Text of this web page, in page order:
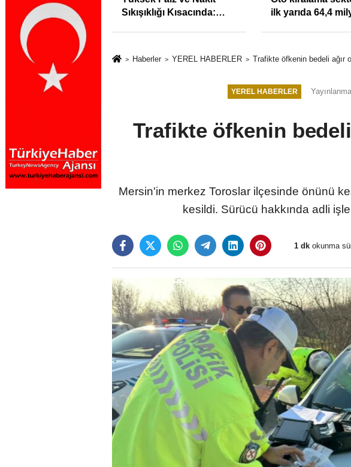
%31,75;
%50,49 olarak
Sıkışıklığı Kısacında:
ilk yarıda 64,4
Haberler YEREL HABERLER Trafikte öfkenin bedeli ağır
YEREL HABERLER
Trafikte öfkenin
Mersin'in merkez Toroslar ilçesinde önünü
kesildi. Sürücü hakkında adli
1 dk okunma